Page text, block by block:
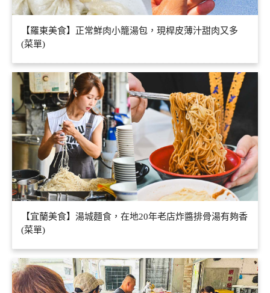
【羅東美食】正常鮮肉小籠湯包，現桿皮薄汁甜肉又多
(菜單)
【宜蘭美食】湯城麵食，在地20年老店炸醬排骨湯有夠香
(菜單)